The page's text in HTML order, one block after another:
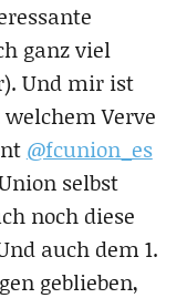
ganz viel
Und mir ist
Verve
@fcunion_es
selbst
noch diese
auch dem 1.
geblieben,